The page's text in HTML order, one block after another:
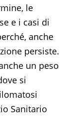
le
e i casi di
anche
persiste.
un peso
si
Sanitario